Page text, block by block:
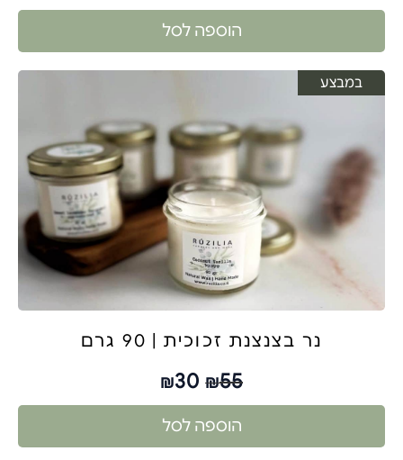
הוספה לסל
במבצע
נר בצנצנת זכוכית | 90 גרם
₪55
₪30
הוספה לסל